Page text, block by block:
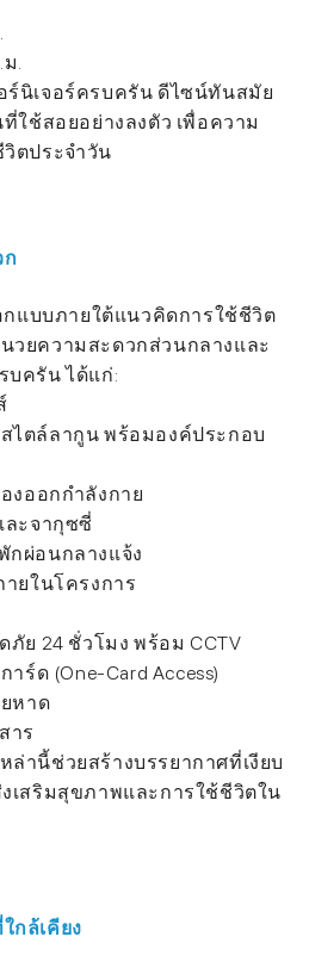
.
นิเจอร์ครบครัน ดีไซน์ทันสมัย
ใช้สอยอย่างลงตัว เพื่อความ
ตประจำวัน
ก
แบบภายใต้แนวคิดการใช้ชีวิต
วยความสะดวกส่วนกลางและ
บครัน ได้แก่:
ไตล์ลากูน พร้อมองค์ประกอบ
งออกกำลังกาย
ละจากุซซี่
ผ่อนกลางแจ้ง
ยในโครงการ
ย 24 ชั่วโมง พร้อม CCTV
ร์ด (One-Card Access)
หาด
าร
ล่านี้ช่วยสร้างบรรยากาศที่เงียบ
เสริมสุขภาพและการใช้ชีวิตใน
กล้เคียง